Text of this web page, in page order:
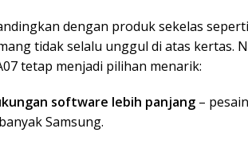
dengan produk sekelas
tidak selalu unggul di atas kertas.
tetap menjadi pilihan menarik:
software lebih panjang –
Samsung.